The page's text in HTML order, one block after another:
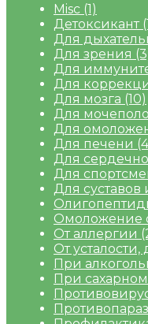
Misc (1)
Детоксикант
Для
Для зрения
Для
Для
Для мозга (10)
Для
Для
Для печени
Для
Для
Для суставов
Омоложение
От аллергии
От
При
При